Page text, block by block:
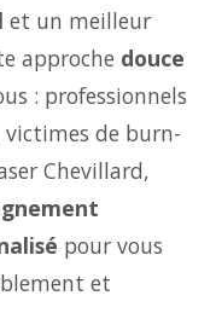
et un meilleur
approche douce
: professionnels
victimes de burn-
Chevillard,
pour vous
et